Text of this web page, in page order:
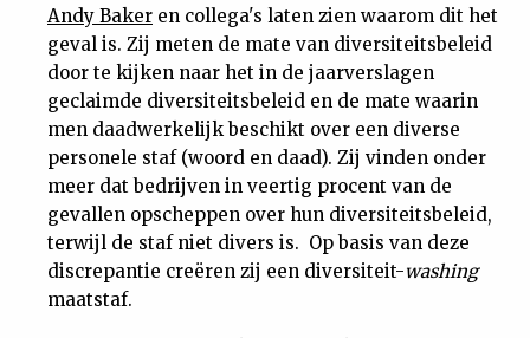
Andy Baker en collega's laten zien waarom dit het
geval is. Zij meten de mate van diversiteitsbeleid
door te kijken naar het in de jaarverslagen
geclaimde diversiteitsbeleid en de mate waarin
men daadwerkelijk beschikt over een diverse
personele staf (woord en daad). Zij vinden onder
meer dat bedrijven in veertig procent van de
gevallen opscheppen over hun diversiteitsbeleid,
terwijl de staf niet divers is. Op basis van deze
discrepantie creëren zij een diversiteit-washing
maatstaf.